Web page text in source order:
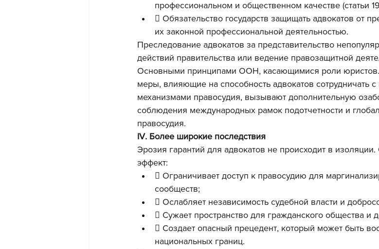
профессиональном и общественном качестве (статьи
 Обязательство государств защищать адвокатов от
их законной профессиональной деятельностью.
Преследование адвокатов за представительство
действий правительства или ведение правозащитной
Основными принципами ООН, касающимися роли юристов.
меры, влияющие на способность адвокатов сотрудничать
механизмами правосудия, вызывают дополнительную
соблюдения международных рамок подотчетности и
правосудия.
IV. Более широкие последствия
Эрозия гарантий для адвокатов не происходит в
эффект:
 Ограничивает доступ к правосудию для
сообществ;
 Ослабляет независимость судебной власти и
 Сужает пространство для гражданского общества и
 Создает опасный прецедент, который может быть
национальных границ.